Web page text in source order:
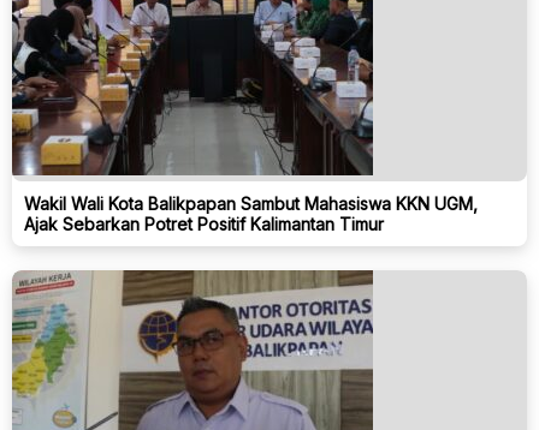
Wakil Wali Kota Balikpapan Sambut Mahasiswa KKN UGM,
Ajak Sebarkan Potret Positif Kalimantan Timur